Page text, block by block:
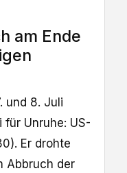
am Ende
und 8. Juli
Unruhe: US-
Er drohte
Abbruch der